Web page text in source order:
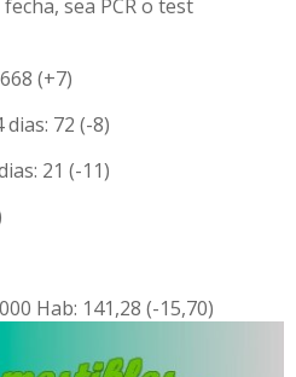
sea PCR o test
(+7)
72 (-8)
21 (-11)
Hab: 141,28 (-15,70)